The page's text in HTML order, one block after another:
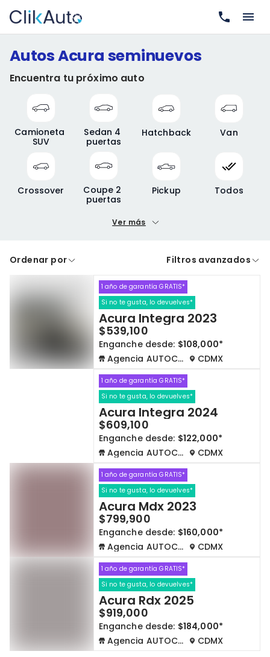
Autos Acura seminuevos
Encuentra tu próximo auto
Camioneta
SUV
Sedan 4
puertas
Hatchback Van
Crossover
Coupe 2
puertas
Pickup Todos
Precio máximo
A crédito De contado
Cdmx y Edo Mex Querétaro
Negociar precio
Borrar todo
Ver más
Ordenar por Filtros avanzados
1 año de garantía GRATIS*
Si no te gusta, lo devuelves*
Acura Integra 2023
$539,100
Enganche desde: $108,000*
Agencia AUTOCOM
CDMX
1 año de garantía GRATIS*
Si no te gusta, lo devuelves*
Acura Integra 2024
$609,100
Enganche desde: $122,000*
Agencia AUTOCOM
CDMX
1 año de garantía GRATIS*
Si no te gusta, lo devuelves*
Acura Mdx 2023
$799,900
Enganche desde: $160,000*
Agencia AUTOCOM
CDMX
1 año de garantía GRATIS*
Si no te gusta, lo devuelves*
Acura Rdx 2025
$919,000
Enganche desde: $184,000*
Agencia AUTOCOM
CDMX